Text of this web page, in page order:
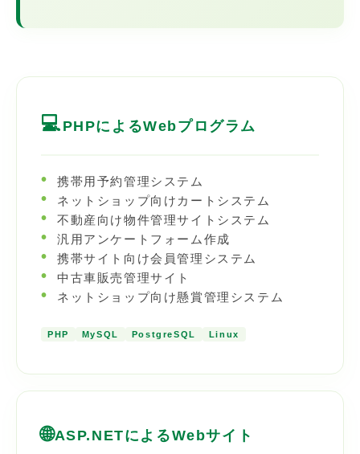
💻 PHPによるWebプログラム
携帯用予約管理システム
ネットショップ向けカートシステム
不動産向け物件管理サイトシステム
汎用アンケートフォーム作成
携帯サイト向け会員管理システム
中古車販売管理サイト
ネットショップ向け懸賞管理システム
PHP MySQL PostgreSQL Linux
🌐ASP.NETによるWebサイト